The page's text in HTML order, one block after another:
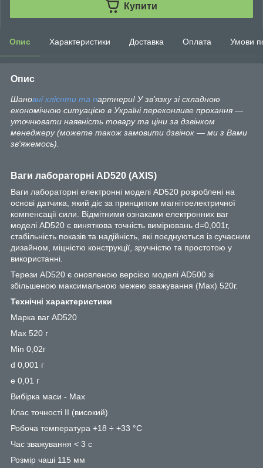
Купити
Опис Характеристики Доставка Оплата Умови
Опис
Шановні клієнти та партнери! У зв'язку зі складною
економічною ситуацією в Україні переконливе прохання —
уточнювати наявність товару та ціни за дзвінком
менеджеру (можете також замовити дзвінок — ми з Вами
зв'яжемось).
Ваги лабораторні AD520 (АХIS)
Ваги лабораторні електронні моделі AD520 розроблені на
основі датчика, який діє за принципом магнітоелектричної
компенсації сили. Відмітними ознаками електронних ваг
моделі AD520 є виняткова точність вимірювань d=0,001г,
стабільність показів та надійність, які поєднуються із сучасним
дизайном, міцністю конструкції, зручністю та простотою у
використанні.
Терези AD520 є оновленою версією моделі AD500 зі
збільшеною максимальною межею зважування (Max) 520г.
Технічні характеристики
Марка ваг AD520
Max 520 г
Min 0,02г
d 0,001 г
e 0,01 г
Вибірка маси - Max
Клас точності II (високий)
Робоча температура +18 ÷ +33 °C
Час зважування < 3 с
Розмір чаші 115 мм